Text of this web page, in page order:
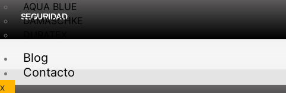
AQUA BLUE
DAMASCHKE
Blog
Contacto
X
SEGURIDAD